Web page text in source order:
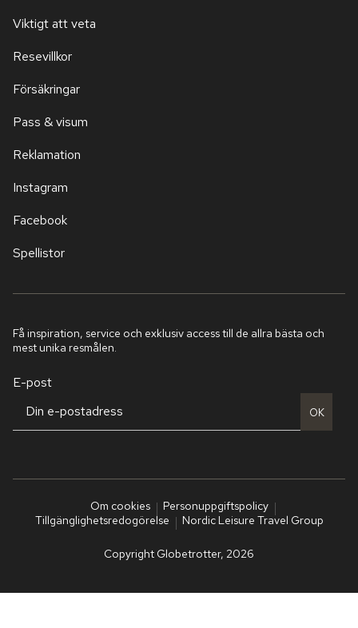
Viktigt att veta
Resevillkor
Försäkringar
Pass & visum
Reklamation
Instagram
Facebook
Spellistor
Få inspiration, service och exklusiv access till de allra bästa och
mest unika resmålen.
E-post
OK
Om cookies
Personuppgiftspolicy
Tillgänglighetsredogörelse
Nordic Leisure Travel Group
Copyright Globetrotter, 2026